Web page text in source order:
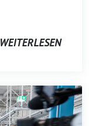
WEITERLESEN